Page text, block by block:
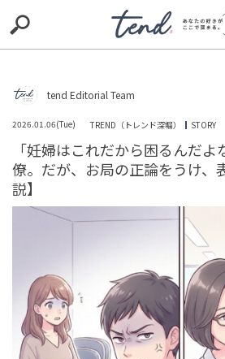
TIE-UP お出かけ original
trill nordot RECOMMEND
「なぁ、俺たち付き合わな
上司からの告白→断った私
対応
Unmute /
tend Editorial Team
2026.01.06(Tue) TREND（トレンド深堀） STORY
「妊婦はこれだから困るんだ
僚。だが、お局の正論をうけ、
説】